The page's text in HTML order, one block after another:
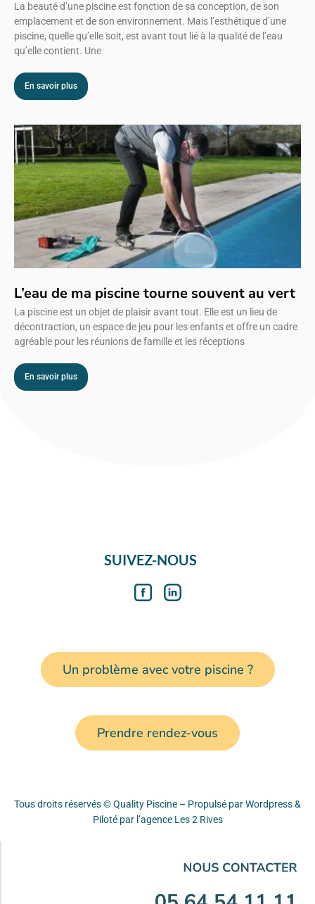
La beauté d’une piscine est fonction de sa conception, de son
emplacement et de son environnement. Mais l’esthétique d’une
piscine, quelle qu’elle soit, est avant tout lié à la qualité de l’eau
qu’elle contient. Une
En savoir plus
L’eau de ma piscine tourne souvent au vert
La piscine est un objet de plaisir avant tout. Elle est un lieu de
décontraction, un espace de jeu pour les enfants et offre un cadre
agréable pour les réunions de famille et les réceptions
En savoir plus
SUIVEZ-NOUS
Un problème avec votre piscine ?
Prendre rendez-vous
Tous droits réservés © Quality Piscine – Propulsé par Wordpress &
Piloté par l’agence Les 2 Rives